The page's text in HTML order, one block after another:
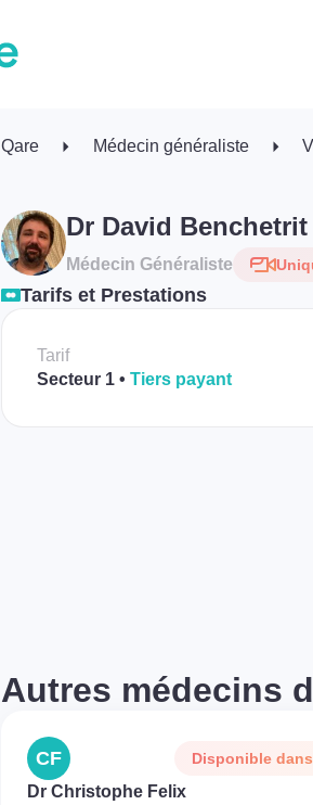
Qare Médecin généraliste
Dr David Benchetrit
Médecin Généraliste
Tarifs et Prestations
Tarif
Secteur 1
Tiers payant
Autres médecins
CF Disponible
Dr Christophe Felix